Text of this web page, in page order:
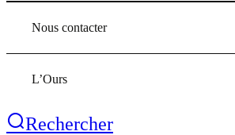
Nous contacter
L’Ours
Rechercher